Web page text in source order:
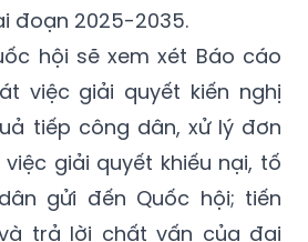
đoạn 2025-2035.
hội sẽ xem xét Báo cáo
việc giải quyết kiến nghị
tiếp công dân, xử lý đơn
giải quyết khiếu nại, tố
gửi đến Quốc hội; tiến
trả lời chất vấn của đại